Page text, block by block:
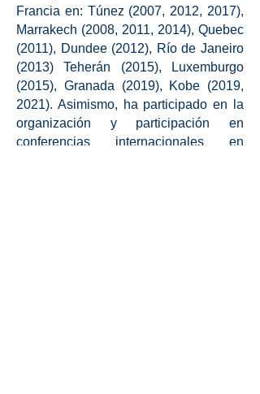
Francia en: Túnez (2007, 2012, 2017),
Marrakech (2008, 2011, 2014), Quebec
(2011), Dundee (2012), Río de Janeiro
(2013) Teherán (2015), Luxemburgo
(2015), Granada (2019), Kobe (2019,
2021). Asimismo, ha participado en la
organización y participación en
conferencias internacionales en